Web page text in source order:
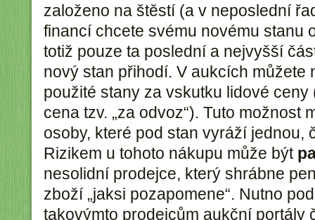
založeno na štěstí (a v neposlední
financí chcete svému novému stanu
totiž pouze ta poslední a nejvyšší
nový stan přihodí. V aukcích můžete
použité stany za vskutku lidové
cena tzv. „za odvoz“). Tuto možnost
osoby, které pod stan vyráží jednou,
Rizikem u tohoto nákupu může být
nesolidní prodejce, který shrábne
zboží „jaksi pozapomene“. Nutno
takovýmto prodejcům aukční portály